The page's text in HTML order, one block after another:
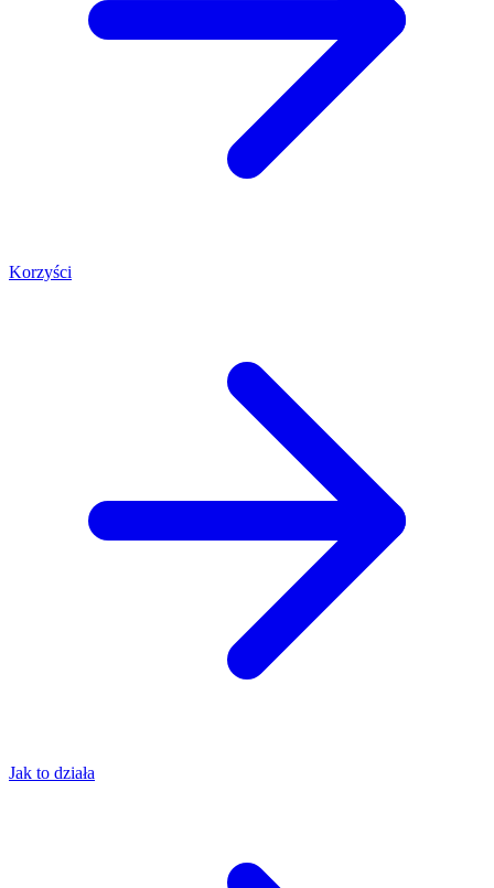
Korzyści
Jak to działa